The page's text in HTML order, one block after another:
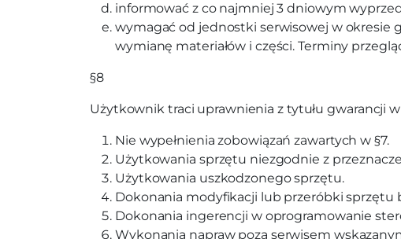
informować z co najmniej 3 dniowym
wymagać od jednostki serwisowej w okresie
wymianę materiałów i części. Terminy
§8
Użytkownik traci uprawnienia z tytułu gwarancji
Nie wypełnienia zobowiązań zawartych w §7.
Użytkowania sprzętu niezgodnie z
Użytkowania uszkodzonego sprzętu.
Dokonania modyfikacji lub przeróbki sprzętu
Dokonania ingerencji w oprogramowanie
Wykonania napraw poza serwisem